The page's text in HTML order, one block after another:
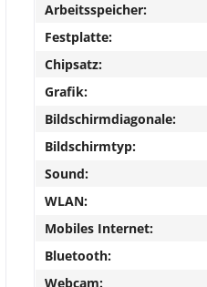
Arbeitsspeicher:
Festplatte:
Chipsatz:
Grafik:
Bildschirmdiagonale:
Bildschirmtyp:
Sound:
WLAN:
Mobiles Internet:
Bluetooth:
Webcam: